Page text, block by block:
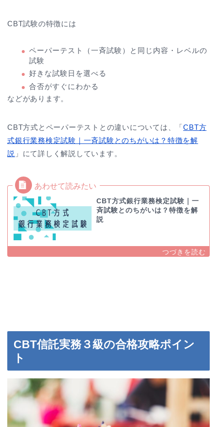
CBT試験の特徴には
ペーパーテスト（一斉試験）と同じ内容・レベルの
試験
好きな試験日を選べる
合否がすぐにわかる
などがあります。
CBT方式とペーパーテストとの違いについては、「CBT方
式銀行業務検定試験｜一斉試験とのちがいは？特徴を解
説 」にて詳しく解説しています。
CBT方式銀行業務検定試験｜一
斉試験とのちがいは？特徴を解
説
CBT信託実務３級の合格攻略ポイン
ト